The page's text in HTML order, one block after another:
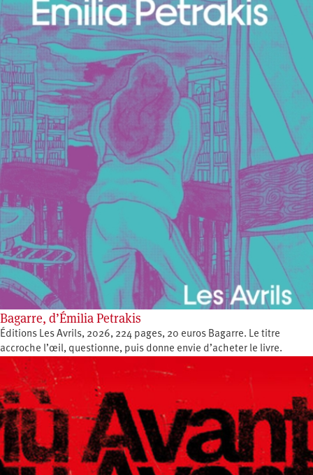
Bagarre, d’Émilia Petrakis
Éditions Les Avrils, 2026, 224 pages, 20 euros Bagarre. Le titre
accroche l’œil, questionne, puis donne envie d’acheter le livre.